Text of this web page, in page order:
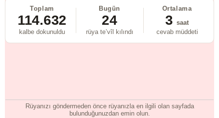
Toplam
114.632
kalbe dokunuldu
Bugün
24
rüya te’vîl kılındı
Ortalama
3 saat
cevab müddeti
Rüyanızı göndermeden önce rüyanızla en ilgili olan sayfada
bulunduğunuzdan emin olun.